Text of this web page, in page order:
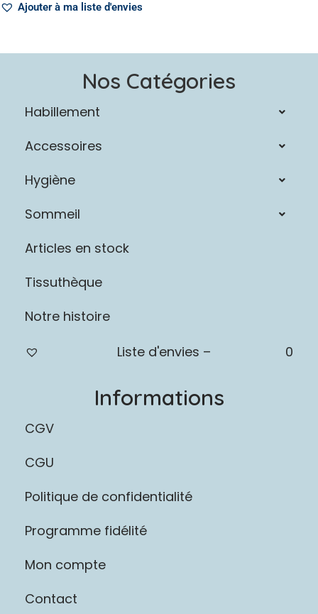
Ajouter à ma liste d'envies
Nos Catégories
Habillement
Accessoires
Hygiène
Sommeil
Articles en stock
Tissuthèque
Notre histoire
Liste d'envies –
0
Informations
CGV
CGU
Politique de confidentialité
Programme fidélité
Mon compte
Contact